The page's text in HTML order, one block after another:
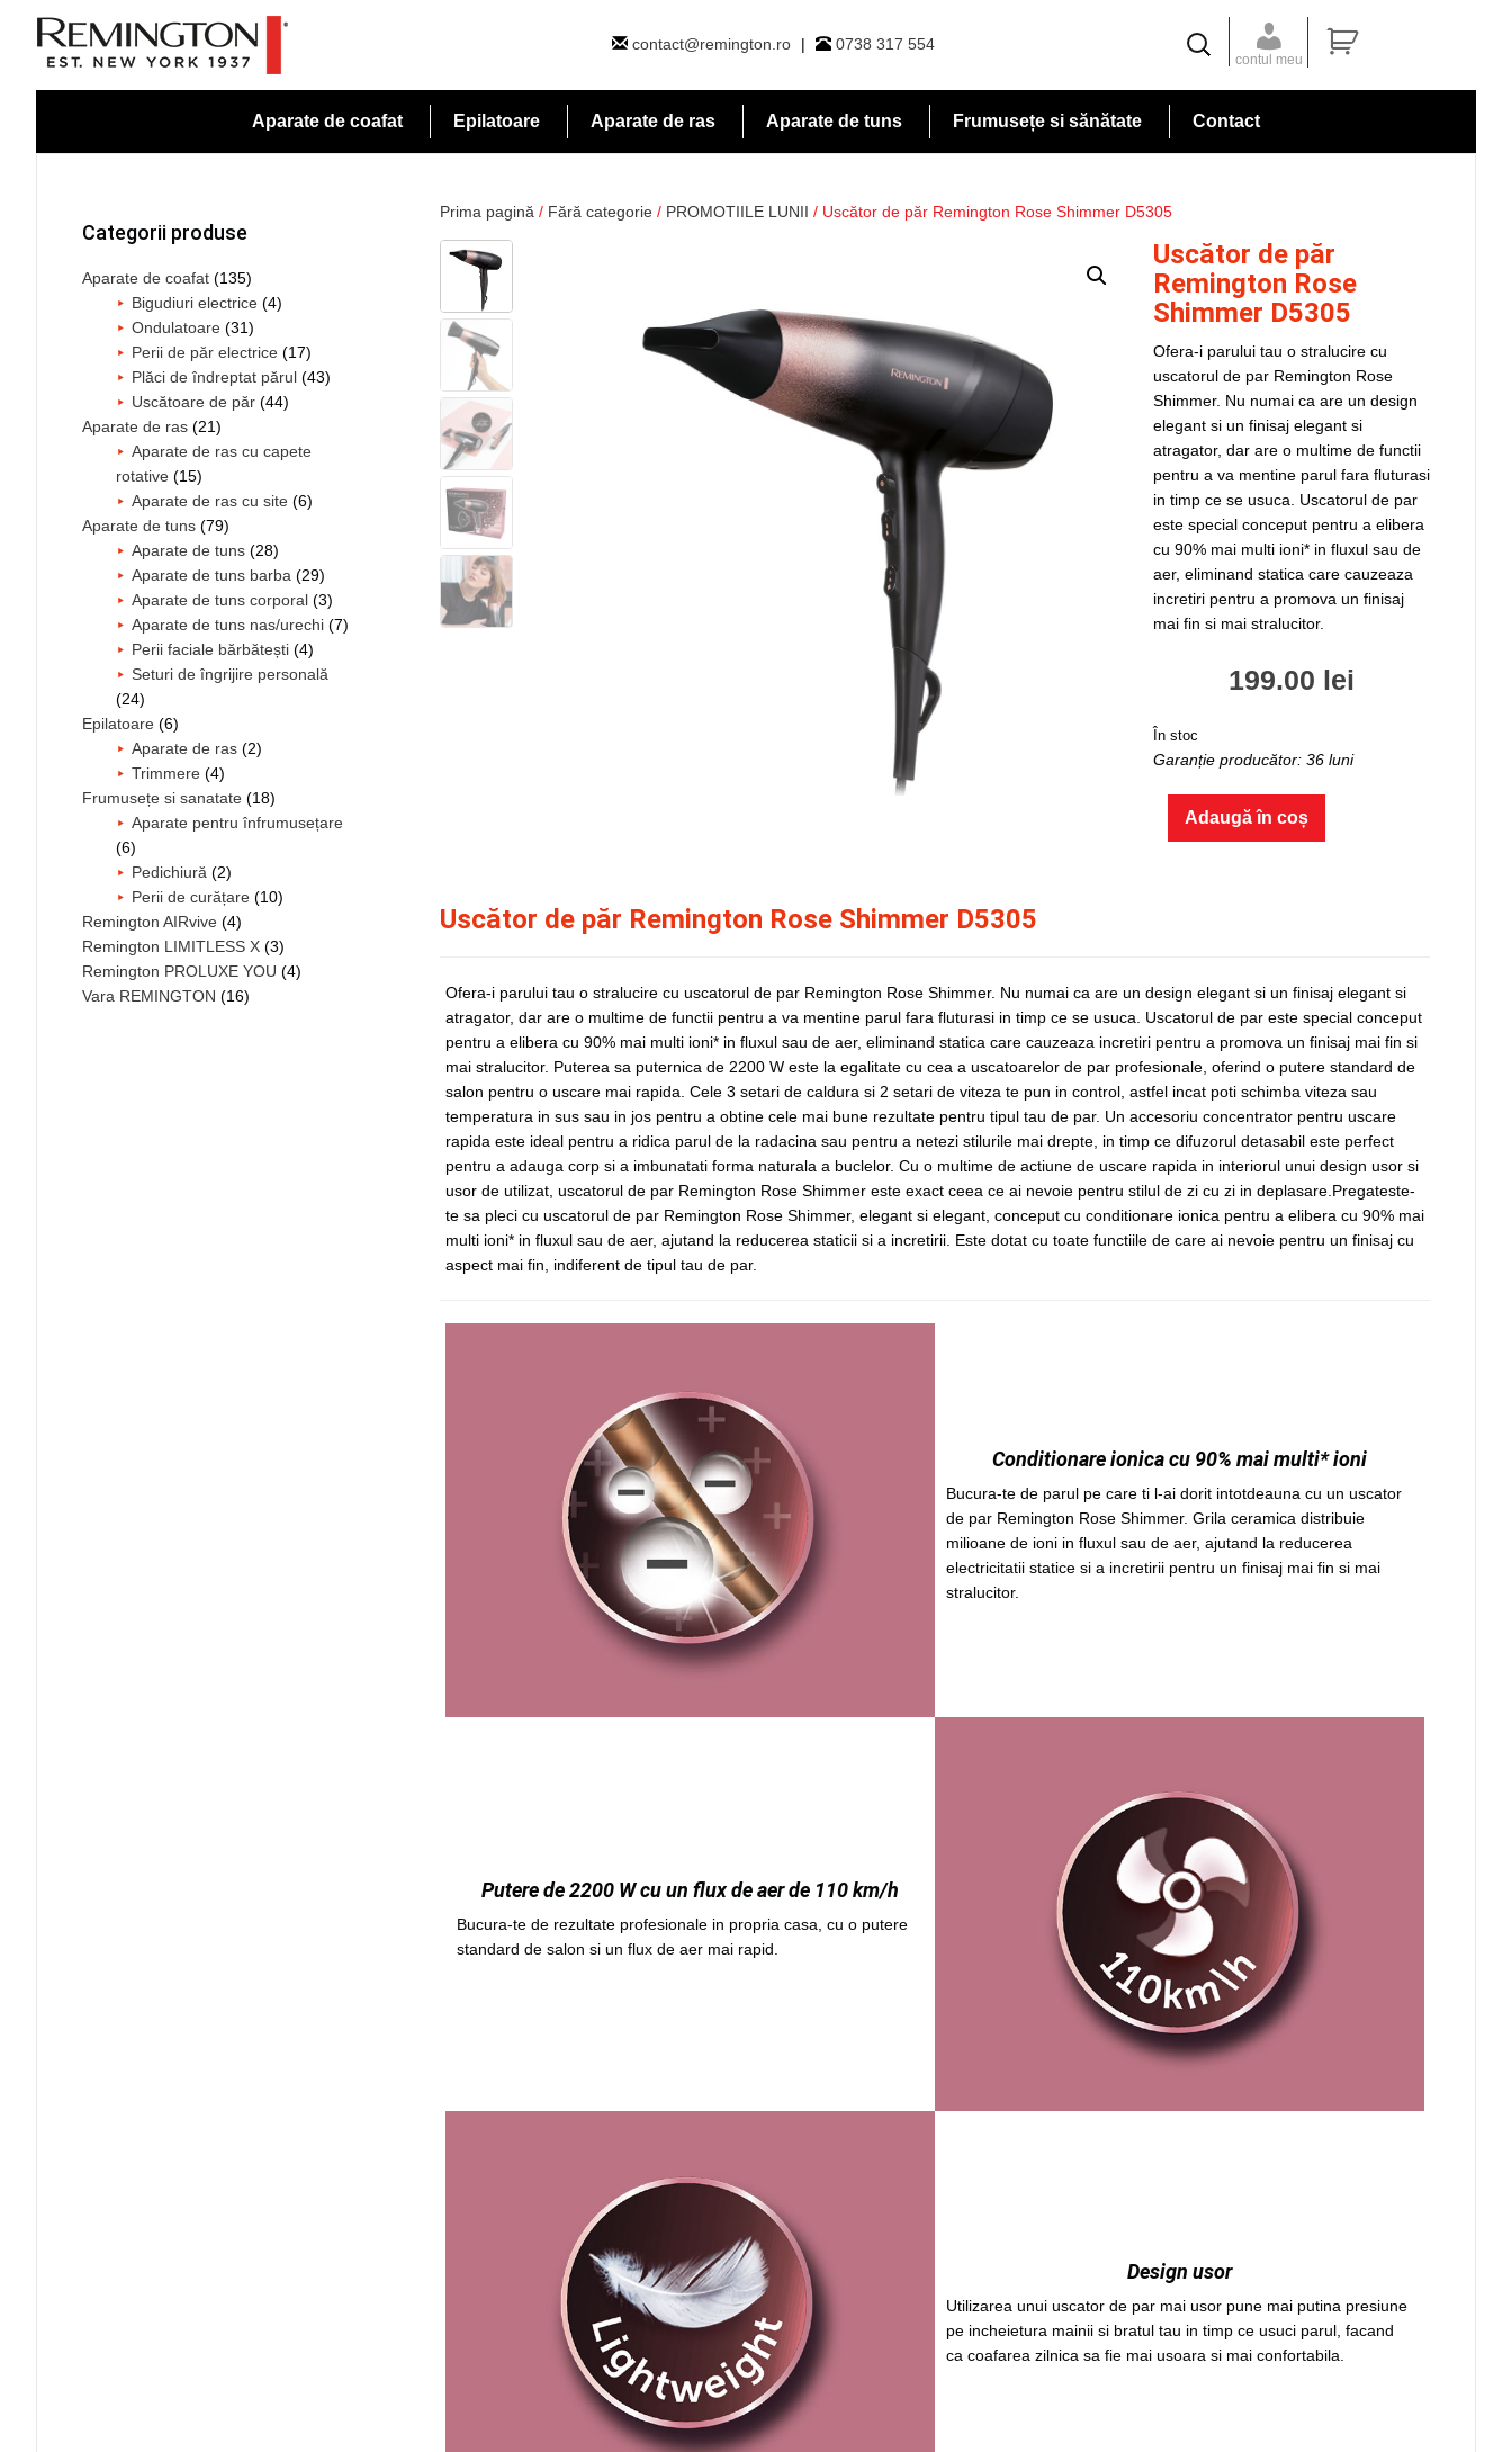
primary
navigation
content
primary
sidebar
contact@remington.ro | 0738 317 554
contul meu
Aparate de coafat Epilatoare Aparate de ras Aparate de tuns Frumusețe si sănătate Contact
Prima pagină / Fără categorie / PROMOTIILE LUNII / Uscător de păr Remington Rose Shimmer D5305
Uscător de păr
Remington Rose
Shimmer D5305
Ofera-i parului tau o stralucire cu
uscatorul de par Remington Rose
Shimmer. Nu numai ca are un design
elegant si un finisaj elegant si
atragator, dar are o multime de functii
pentru a va mentine parul fara fluturasi
in timp ce se usuca. Uscatorul de par
este special conceput pentru a elibera
cu 90% mai multi ioni* in fluxul sau de
aer, eliminand statica care cauzeaza
incretiri pentru a promova un finisaj
mai fin si mai stralucitor.
199.00 lei
În stoc
Garanție producător: 36 luni
Adaugă în coș
Uscător de păr Remington Rose Shimmer D5305
Ofera-i parului tau o stralucire cu uscatorul de par Remington Rose Shimmer. Nu numai ca are un design elegant si un finisaj elegant si
atragator, dar are o multime de functii pentru a va mentine parul fara fluturasi in timp ce se usuca. Uscatorul de par este special conceput
pentru a elibera cu 90% mai multi ioni* in fluxul sau de aer, eliminand statica care cauzeaza incretiri pentru a promova un finisaj mai fin si
mai stralucitor. Puterea sa puternica de 2200 W este la egalitate cu cea a uscatoarelor de par profesionale, oferind o putere standard de
salon pentru o uscare mai rapida. Cele 3 setari de caldura si 2 setari de viteza te pun in control, astfel incat poti schimba viteza sau
temperatura in sus sau in jos pentru a obtine cele mai bune rezultate pentru tipul tau de par. Un accesoriu concentrator pentru uscare
rapida este ideal pentru a ridica parul de la radacina sau pentru a netezi stilurile mai drepte, in timp ce difuzorul detasabil este perfect
pentru a adauga corp si a imbunatati forma naturala a buclelor. Cu o multime de actiune de uscare rapida in interiorul unui design usor si
usor de utilizat, uscatorul de par Remington Rose Shimmer este exact ceea ce ai nevoie pentru stilul de zi cu zi in deplasare.Pregateste-
te sa pleci cu uscatorul de par Remington Rose Shimmer, elegant si elegant, conceput cu conditionare ionica pentru a elibera cu 90% mai
multi ioni* in fluxul sau de aer, ajutand la reducerea staticii si a incretirii. Este dotat cu toate functiile de care ai nevoie pentru un finisaj cu
aspect mai fin, indiferent de tipul tau de par.
Conditionare ionica cu 90% mai multi* ioni
Bucura-te de parul pe care ti l-ai dorit intotdeauna cu un uscator
de par Remington Rose Shimmer. Grila ceramica distribuie
milioane de ioni in fluxul sau de aer, ajutand la reducerea
electricitatii statice si a incretirii pentru un finisaj mai fin si mai
stralucitor.
Putere de 2200 W cu un flux de aer de 110 km/h
Bucura-te de rezultate profesionale in propria casa, cu o putere
standard de salon si un flux de aer mai rapid.
Design usor
Utilizarea unui uscator de par mai usor pune mai putina presiune
pe incheietura mainii si bratul tau in timp ce usuci parul, facand
ca coafarea zilnica sa fie mai usoara si mai confortabila.
Categorii produse
Aparate de coafat (135)
Bigudiuri electrice (4)
Ondulatoare (31)
Perii de păr electrice (17)
Plăci de îndreptat părul (43)
Uscătoare de păr (44)
Aparate de ras (21)
Aparate de ras cu capete
rotative (15)
Aparate de ras cu site (6)
Aparate de tuns (79)
Aparate de tuns (28)
Aparate de tuns barba (29)
Aparate de tuns corporal (3)
Aparate de tuns nas/urechi (7)
Perii faciale bărbătești (4)
Seturi de îngrijire personală
(24)
Epilatoare (6)
Aparate de ras (2)
Trimmere (4)
Frumusețe si sanatate (18)
Aparate pentru înfrumusețare
(6)
Pedichiură (2)
Perii de curățare (10)
Remington AIRvive (4)
Remington LIMITLESS X (3)
Remington PROLUXE YOU (4)
Vara REMINGTON (16)